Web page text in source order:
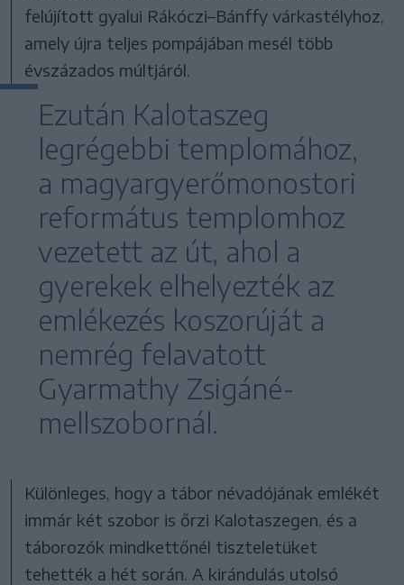
felújított gyalui Rákóczi–Bánffy várkastélyhoz,
amely újra teljes pompájában mesél több
évszázados múltjáról.
Ezután Kalotaszeg
legrégebbi templomához,
a magyargyerőmonostori
református templomhoz
vezetett az út, ahol a
gyerekek elhelyezték az
emlékezés koszorúját a
nemrég felavatott
Gyarmathy Zsigáné-
mellszobornál.
Különleges, hogy a tábor névadójának emlékét
immár két szobor is őrzi Kalotaszegen, és a
táborozók mindkettőnél tiszteletüket
tehették a hét során. A kirándulás utolsó